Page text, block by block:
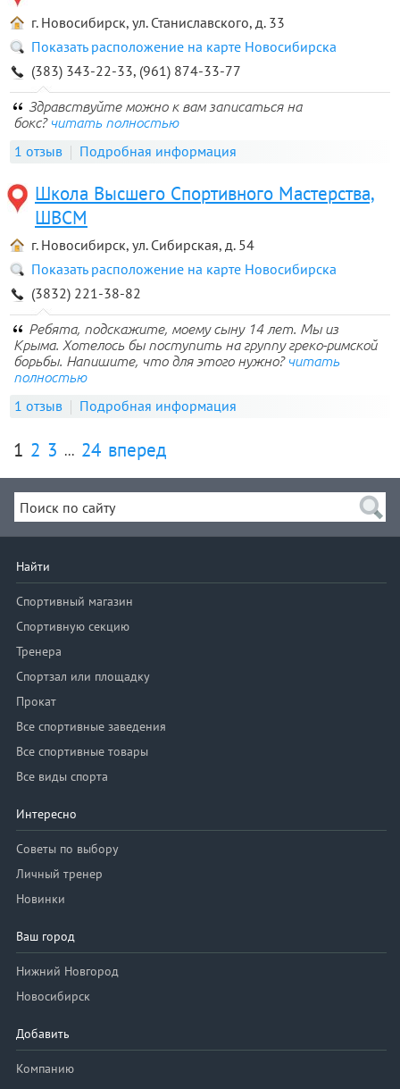
г. Новосибирск, ул. Станиславского, д. 33
Показать расположение на карте Новосибирска
(383) 343-22-33, (961) 874-33-77
Здравствуйте можно к вам записаться на
бокс? читать полностью
1 отзыв Подробная информация
Школа Высшего Спортивного Мастерства,
ШВСМ
г. Новосибирск, ул. Сибирская, д. 54
Показать расположение на карте Новосибирска
(3832) 221-38-82
Ребята, подскажите, моему сыну 14 лет. Мы из
Крыма. Хотелось бы поступить на группу греко-римской
борьбы. Напишите, что для этого нужно? читать
полностью
1 отзыв Подробная информация
1 2 3 ... 24 вперед
Найти
Спортивный магазин
Спортивную секцию
Тренера
Спортзал или площадку
Прокат
Все спортивные заведения
Все спортивные товары
Все виды спорта
Интересно
Советы по выбору
Личный тренер
Новинки
Ваш город
Нижний Новгород
Новосибирск
Добавить
Компанию